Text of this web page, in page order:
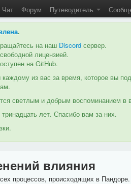
Чат Форум Путеводитель
.
на наш Discord сервер.
лицензией.
на GitHub.
из вас за время, которое вы
светлым и добрым воспоминанием
лет. Спасибо вам за них.
влияния
процессов, происходящих в